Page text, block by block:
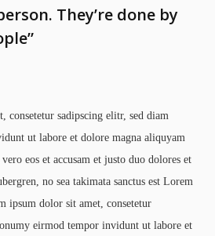
They’re done by
consetetur sadipscing elitr, sed diam
ut labore et dolore magna aliquyam
eos et accusam et justo duo dolores et
no sea takimata sanctus est Lorem
ipsum dolor sit amet, consetetur
eirmod tempor invidunt ut labore et